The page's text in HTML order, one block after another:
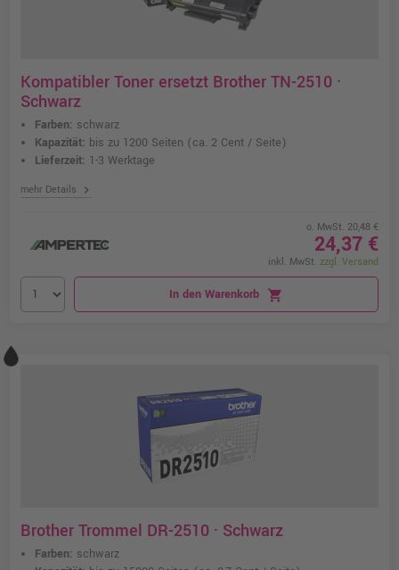
Kompatibler Toner ersetzt Brother TN-2510 ·
Schwarz
Farben: schwarz
Kapazität: bis zu 1200 Seiten (ca. 2 Cent / Seite)
Lieferzeit: 1-3 Werktage
mehr Details chevron_right
o. MwSt. 20,48 €
24,37 €
inkl. MwSt. zzgl. Versand
In den Warenkorb shopping_cart
Brother Trommel DR-2510 · Schwarz
Farben: schwarz